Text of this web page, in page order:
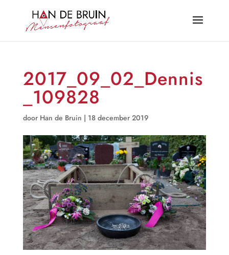
2017_09_02_Dennis
_109828
door Han de Bruin | 18 december 2019